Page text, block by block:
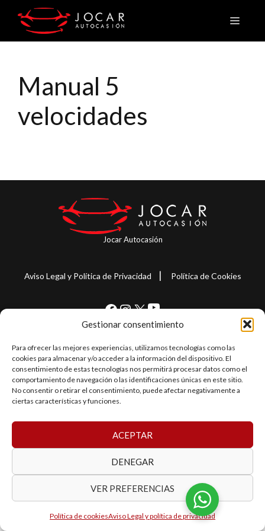
Gestionar consentimiento
Para ofrecer las mejores experiencias, utilizamos tecnologías como las
cookies para almacenar y/o acceder a la información del dispositivo. El
consentimiento de estas tecnologías nos permitirá procesar datos como el
comportamiento de navegación o las identificaciones únicas en este sitio.
No consentir o retirar el consentimiento, puede afectar negativamente a
ciertas características y funciones.
ACEPTAR
DENEGAR
VER PREFERENCIAS
Política de cookiesAviso Legal y política de privacidad
contenido
Menú
Manual 5
velocidades
Jocar Autocasión
Aviso Legal y Política de Privacidad | Política de Cookies
Facebook
Instagram
X YouTube
© 2026 Jocar Autocasión. Desarrollo realizado porInternet
Jal2000